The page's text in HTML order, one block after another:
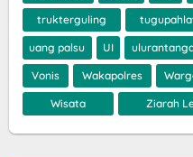
trukterguling
uang palsu UI
Vonis Wakapolres
Wisata Ziarah